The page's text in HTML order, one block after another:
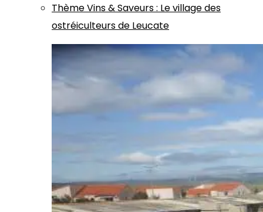
ThèmeVins & Saveurs: Le village des
ostréiculteurs de Leucate